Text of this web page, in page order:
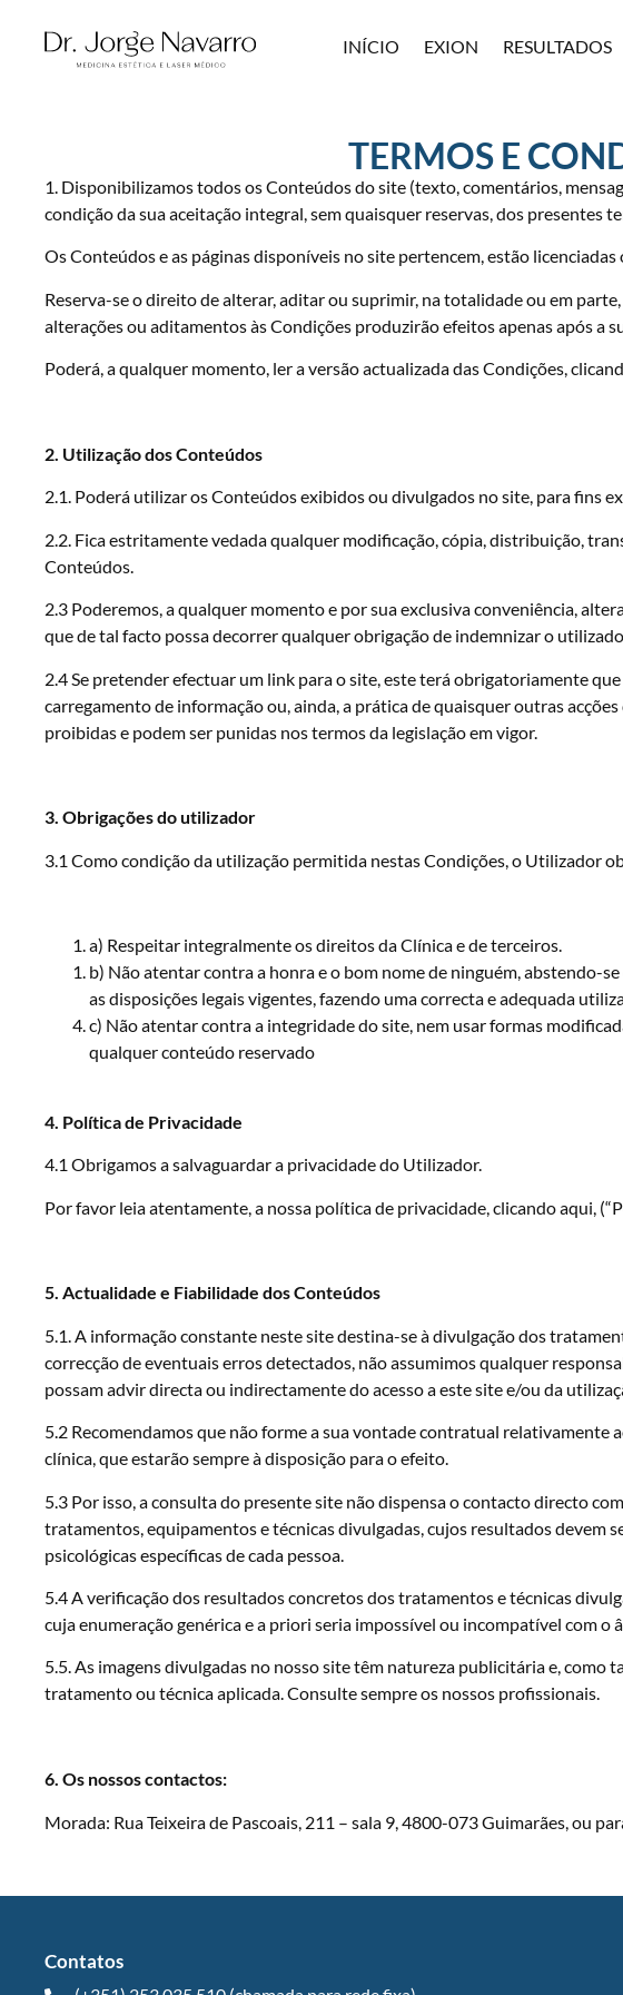
INÍCIO EXION RESULTADOS
TERMOS E
1. Disponibilizamos todos os Conteúdos do site (texto, comentários,
condição da sua aceitação integral, sem quaisquer reservas, dos presentes
Os Conteúdos e as páginas disponíveis no site pertencem, estão
Reserva-se o direito de alterar, aditar ou suprimir, na totalidade ou em
alterações ou aditamentos às Condições produzirão efeitos apenas após a
Poderá, a qualquer momento, ler a versão actualizada das Condições,
2. Utilização dos Conteúdos
2.1. Poderá utilizar os Conteúdos exibidos ou divulgados no site, para fins
2.2. Fica estritamente vedada qualquer modificação, cópia, distribuição,
Conteúdos.
2.3 Poderemos, a qualquer momento e por sua exclusiva conveniência,
que de tal facto possa decorrer qualquer obrigação de indemnizar o
2.4 Se pretender efectuar um link para o site, este terá obrigatoriamente
carregamento de informação ou, ainda, a prática de quaisquer outras
proibidas e podem ser punidas nos termos da legislação em vigor.
3. Obrigações do utilizador
3.1 Como condição da utilização permitida nestas Condições, o Utilizador
a) Respeitar integralmente os direitos da Clínica e de terceiros.
b) Não atentar contra a honra e o bom nome de ninguém, abstendo-
as disposições legais vigentes, fazendo uma correcta e adequada
c) Não atentar contra a integridade do site, nem usar formas
qualquer conteúdo reservado
4. Política de Privacidade
4.1 Obrigamos a salvaguardar a privacidade do Utilizador.
Por favor leia atentamente, a nossa política de privacidade, clicando aqui,
5. Actualidade e Fiabilidade dos Conteúdos
5.1. A informação constante neste site destina-se à divulgação dos
correcção de eventuais erros detectados, não assumimos qualquer
possam advir directa ou indirectamente do acesso a este site e/ou da
5.2 Recomendamos que não forme a sua vontade contratual
clínica, que estarão sempre à disposição para o efeito.
5.3 Por isso, a consulta do presente site não dispensa o contacto directo
tratamentos, equipamentos e técnicas divulgadas, cujos resultados devem
psicológicas específicas de cada pessoa.
5.4 A verificação dos resultados concretos dos tratamentos e técnicas
cuja enumeração genérica e a priori seria impossível ou incompatível com
5.5. As imagens divulgadas no nosso site têm natureza publicitária e,
tratamento ou técnica aplicada. Consulte sempre os nossos profissionais.
6. Os nossos contactos:
Morada: Rua Teixeira de Pascoais, 211 – sala 9, 4800-073 Guimarães, ou
Contatos